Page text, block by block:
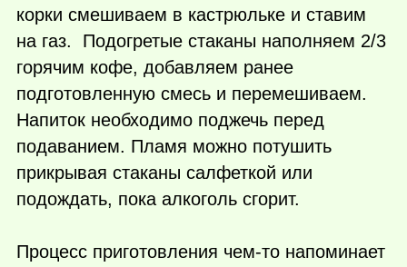
корки смешиваем в кастрюльке и ставим
на газ. Подогретые стаканы наполняем 2/3
горячим кофе, добавляем ранее
подготовленную смесь и перемешиваем.
Напиток необходимо поджечь перед
подаванием. Пламя можно потушить
прикрывая стаканы салфеткой или
подождать, пока алкоголь сгорит.
Процесс приготовления чем-то напоминает